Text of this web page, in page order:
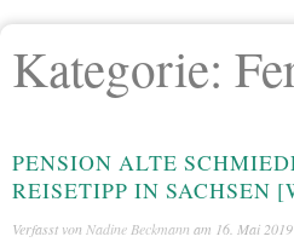
Kategorie:
PENSION ALTE
REISETIPP IN SACHSEN
Verfasst von Nadine Beckmann am 16. Mai 2019